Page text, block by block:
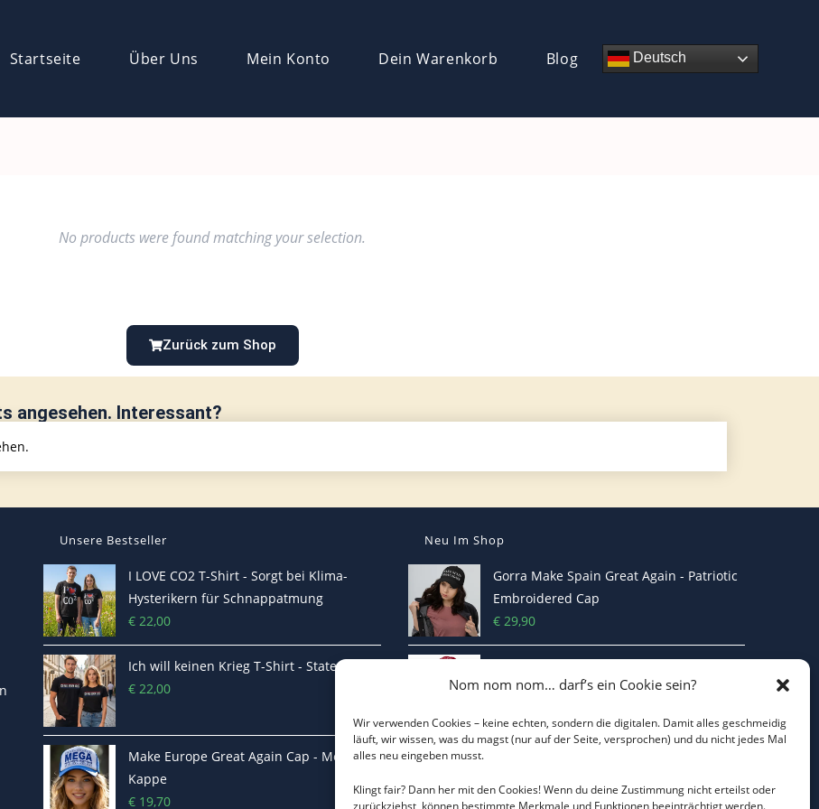
Nom nom nom… darf’s ein Cookie sein?
Wir verwenden Cookies – keine echten, sondern die digitalen. Damit alles geschmeidig
läuft, wir wissen, was du magst (nur auf der Seite, versprochen) und du nicht jedes Mal
alles neu eingeben musst.
Klingt fair? Dann her mit den Cookies! Wenn du deine Zustimmung nicht erteilst oder
zurückziehst, können bestimmte Merkmale und Funktionen beeinträchtigt werden.
Deutsch
Startseite Über Uns Mein Konto Dein Warenkorb Blog
No products were found matching your selection.
Zurück zum Shop
angesehen. Interessant?
Unsere Bestseller
I LOVE CO2 T-Shirt - Sorgt bei Klima-
Hysterikern für Schnappatmung
€ 22,00
Ich will keinen Krieg T-Shirt - Statement
€ 22,00
Make Europe Great Again Cap - Mega
Kappe
€ 19,70
Neu Im Shop
Gorra Make Spain Great Again - Patriotic
Embroidered Cap
€29,90
bestickt
€22,00